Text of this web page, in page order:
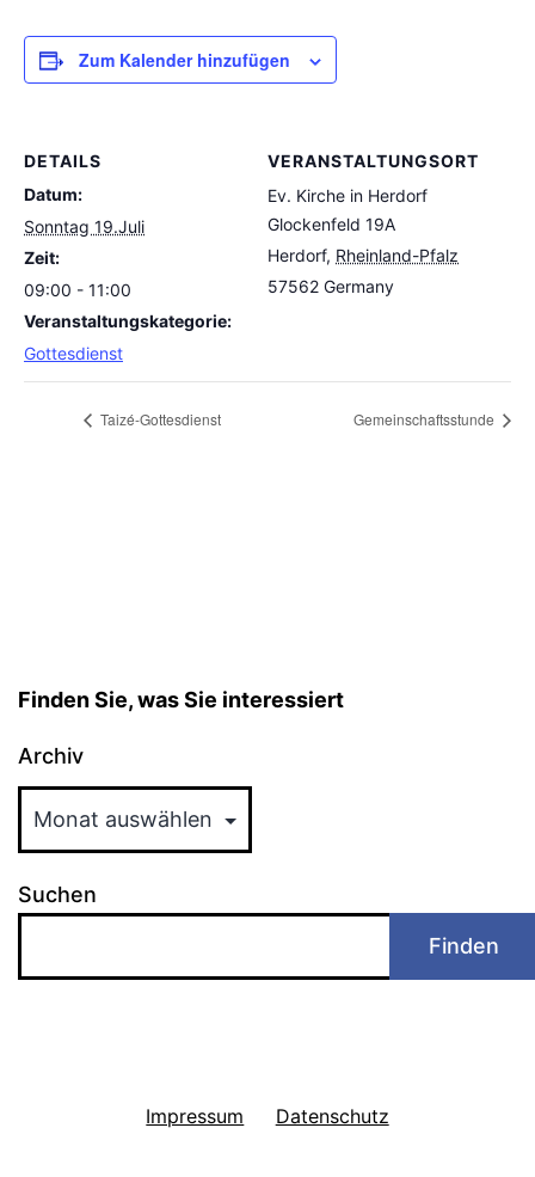
Zum Kalender hinzufügen
DETAILS
Datum:
Sonntag 19.Juli
Zeit:
09:00 - 11:00
Veranstaltungskategorie:
Gottesdienst
VERANSTALTUNGSORT
Ev. Kirche in Herdorf
Glockenfeld 19A
Herdorf, Rheinland-Pfalz
57562 Germany
Taizé-Gottesdienst Gemeinschaftsstunde
Finden Sie, was Sie interessiert
Archiv
Suchen
Finden
Impressum Datenschutz